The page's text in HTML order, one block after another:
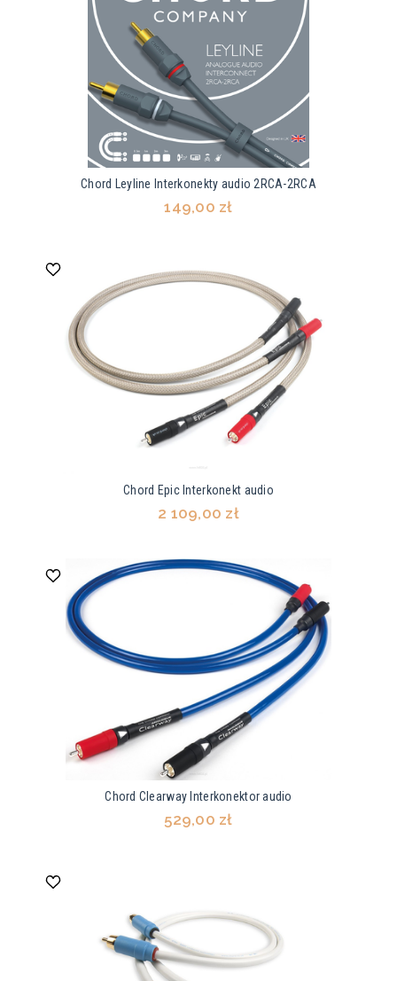
Chord Leyline Interkonekty audio 2RCA-2RCA
149,00 zł
Chord Epic Interkonekt audio
2 109,00 zł
Chord Clearway Interkonektor audio
529,00 zł